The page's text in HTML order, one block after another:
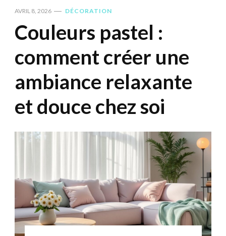
AVRIL 8, 2026 DÉCORATION
Couleurs pastel :
comment créer une
ambiance relaxante
et douce chez soi